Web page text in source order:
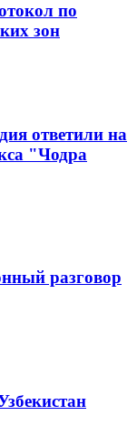
по
зон
ответили на
"Чодра
разговор